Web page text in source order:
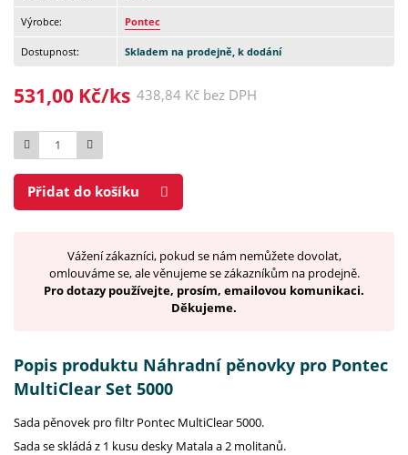
Výrobce: Pontec
Dostupnost: Skladem na prodejně, k dodání
531,00 Kč/ks 438,84 Kč bez DPH
Počet
Přidat do košíku
Vážení zákazníci, pokud se nám nemůžete dovolat,
omlouváme se, ale věnujeme se zákazníkům na prodejně.
Pro dotazy používejte, prosím, emailovou komunikaci.
Děkujeme.
Popis produktu Náhradní pěnovky pro Pontec
MultiClear Set 5000
Sada pěnovek pro filtr Pontec MultiClear 5000.
Sada se skládá z 1 kusu desky Matala a 2 molitanů.